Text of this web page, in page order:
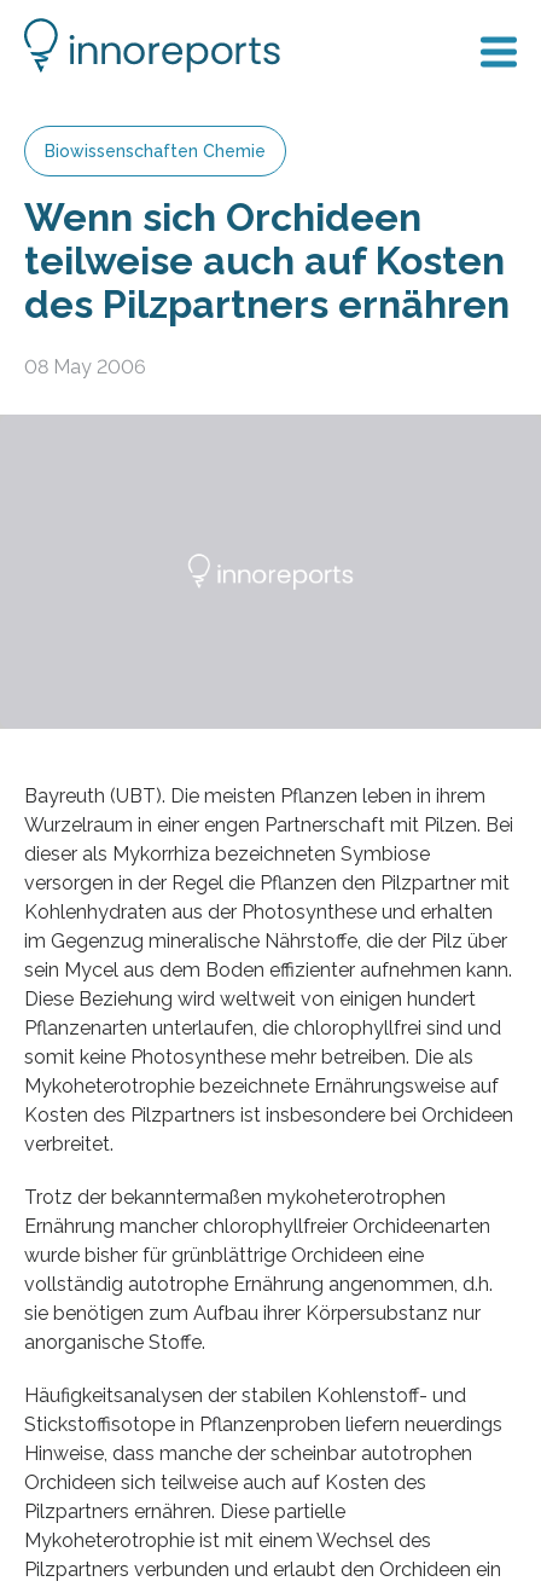
Biowissenschaften Chemie
Wenn sich Orchideen
teilweise auch auf Kosten
des Pilzpartners ernähren
08 May 2006
Bayreuth (UBT). Die meisten Pflanzen leben in ihrem
Wurzelraum in einer engen Partnerschaft mit Pilzen. Bei
dieser als Mykorrhiza bezeichneten Symbiose
versorgen in der Regel die Pflanzen den Pilzpartner mit
Kohlenhydraten aus der Photosynthese und erhalten
im Gegenzug mineralische Nährstoffe, die der Pilz über
sein Mycel aus dem Boden effizienter aufnehmen kann.
Diese Beziehung wird weltweit von einigen hundert
Pflanzenarten unterlaufen, die chlorophyllfrei sind und
somit keine Photosynthese mehr betreiben. Die als
Mykoheterotrophie bezeichnete Ernährungsweise auf
Kosten des Pilzpartners ist insbesondere bei Orchideen
verbreitet.
Trotz der bekanntermaßen mykoheterotrophen
Ernährung mancher chlorophyllfreier Orchideenarten
wurde bisher für grünblättrige Orchideen eine
vollständig autotrophe Ernährung angenommen, d.h.
sie benötigen zum Aufbau ihrer Körpersubstanz nur
anorganische Stoffe.
Häufigkeitsanalysen der stabilen Kohlenstoff- und
Stickstoffisotope in Pflanzenproben liefern neuerdings
Hinweise, dass manche der scheinbar autotrophen
Orchideen sich teilweise auch auf Kosten des
Pilzpartners ernähren. Diese partielle
Mykoheterotrophie ist mit einem Wechsel des
Pilzpartners verbunden und erlaubt den Orchideen ein